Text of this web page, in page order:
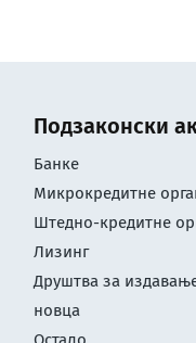
Подзаконски
Банке
Микрокредитне
Штедно-кредитне
Лизинг
Друштва за
новца